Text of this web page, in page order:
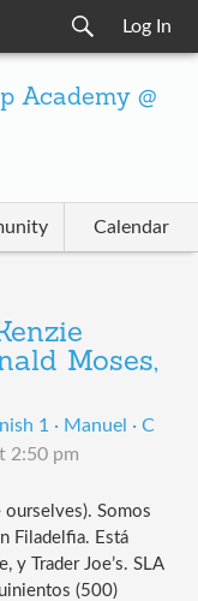
Log In
Academy @
Calendar
Moses,
1 · Manuel · C
2:50 pm
Somos
Filadelfia. Está
y Trader Joe’s. SLA
(500)